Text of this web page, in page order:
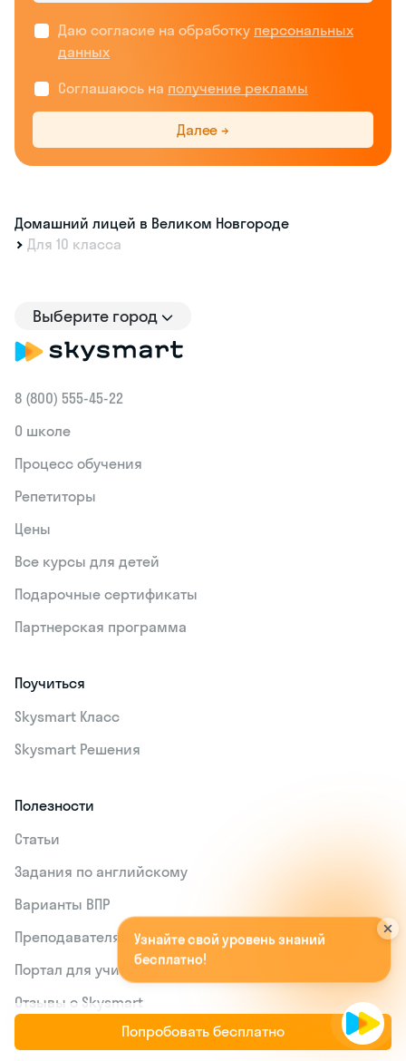
Попробовать бесплатно
Даю согласие на обработку персональных
данных
Соглашаюсь на получение рекламы
Далее →
Домашний лицей в Великом Новгороде
Для 10 класса
Выберите город
8 (800) 555‑45-22
О школе
Процесс обучения
Репетиторы
Цены
Все курсы для детей
Подарочные сертификаты
Партнерская программа
Поучиться
Skysmart Класс
Skysmart Решения
Полезности
Статьи
Задания по английскому
Варианты ВПР
Преподавателям
Портал для учителей
Отзывы о Skysmart
Узнайтесвойуровеньзнаний
бесплатно!А попромокодуOR
мы дарим|